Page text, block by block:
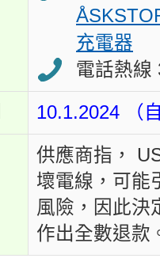
充電器
電話熱線
10.1.2024 （
供應商指，
壞電線，可能
風險，因此決
作出全數退款